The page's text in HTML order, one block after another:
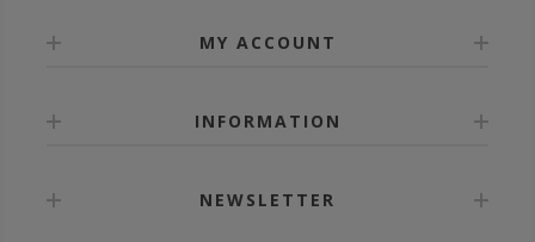
MY ACCOUNT
INFORMATION
NEWSLETTER